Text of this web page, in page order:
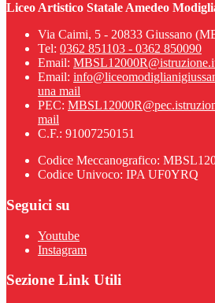
Liceo Artistico Statale Amedeo
Via Caimi, 5 - 20833 Giussano
Tel: 0362 851103 - 0362 850090
Email:
Email:
una mail
PEC:
mail
C.F.: 91007250151
Codice Meccanografico:
Codice Univoco: IPA UF0YRQ
Seguici su
Youtube
Instagram
Sezione Link Utili